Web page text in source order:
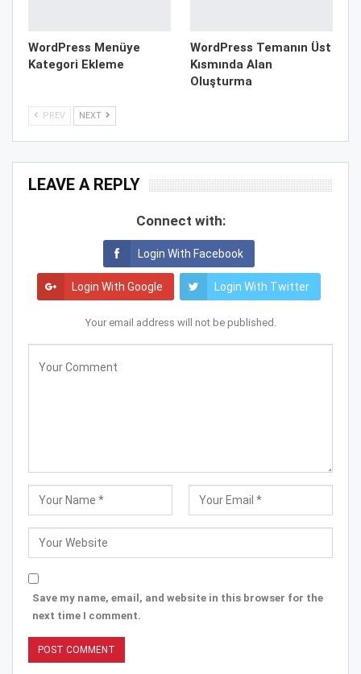
WordPress Menüye
Kategori Ekleme
WordPress Temanın Üst
Kısmında Alan
Oluşturma
PREV NEXT
LEAVE A REPLY
Connect with:
Login With Facebook
Login With Google Login With Twitter
Your email address will not be published.
Save my name, email, and website in this browser for the
next time I comment.